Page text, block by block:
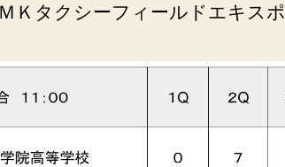
Ｋタクシーフィールドエキスポ